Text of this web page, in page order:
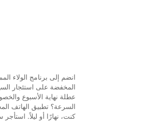
انضم إلى برنامج الولاء
المخفضة على استئجار
عطلة نهاية الأسبوع
السرعة؟ تطبيق الهاتف
كنت، نهارًا أو ليلاً. استأجر سيارة 4 مقاعد ليوم أو أسبوع أو لفترة طويلة